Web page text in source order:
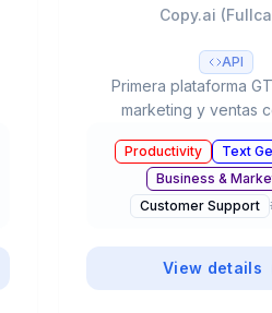
Copy.ai
API
Primera plataforma
marketing y ventas
workflows, 90+
LLMs (GPT-4, Claude
gratuito
Productivity
Text
Business &
Customer Support
View details